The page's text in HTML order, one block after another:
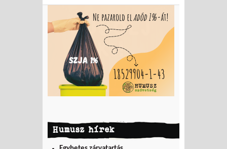
Humusz hírek